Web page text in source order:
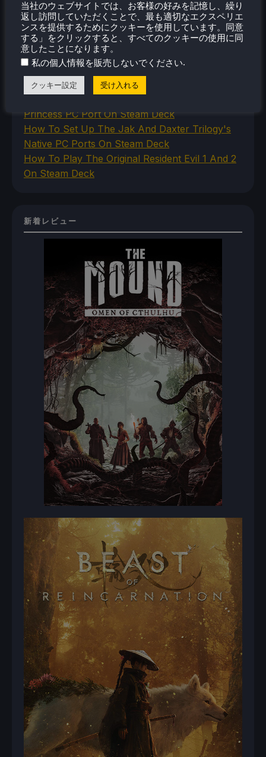
最近のヒント＆GUIDES
How To Play Stardew Valley In 3D On Steam
Deck
How To Set Up The Steam Controller On The
Steam Deck
Princess PC Port On Steam Deck
How To Set Up The Jak And Daxter Trilogy's
Native PC Ports On Steam Deck
How To Play The Original Resident Evil 1 And 2
On Steam Deck
新着レビュー
当社のウェブサイトでは、お客様の好みを記憶し、繰り
返し訪問していただくことで、最も適切なエクスペリエ
ンスを提供するためにクッキーを使用しています。同意
する」をクリックすると、すべてのクッキーの使用に同
意したことになります。
私の個人情報を販売しないでください.
クッキー設定 受け入れる